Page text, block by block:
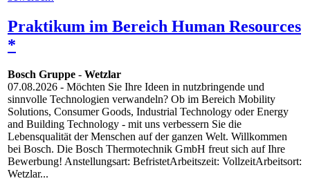
Praktikum im Bereich Human Resources
*
Bosch Gruppe - Wetzlar
07.08.2026 - Möchten Sie Ihre Ideen in nutzbringende und
sinnvolle Technologien verwandeln? Ob im Bereich Mobility
Solutions, Consumer Goods, Industrial Technology oder Energy
and Building Technology - mit uns verbessern Sie die
Lebensqualität der Menschen auf der ganzen Welt. Willkommen
bei Bosch. Die Bosch Thermotechnik GmbH freut sich auf Ihre
Bewerbung! Anstellungsart: BefristetArbeitszeit: VollzeitArbeitsort:
Wetzlar...